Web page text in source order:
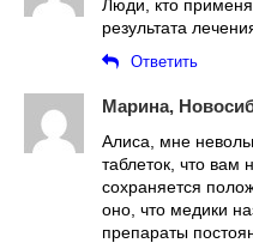
Люди, кто
результата
Ответить
Марина,
Алиса, мне
таблеток, что вам
сохраняется
оно, что медики
препараты